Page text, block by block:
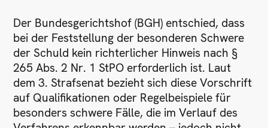
Der Bundesgerichtshof (BGH) entschied, dass
bei der Feststellung der besonderen Schwere
der Schuld kein richterlicher Hinweis nach §
265 Abs. 2 Nr. 1 StPO erforderlich ist. Laut
dem 3. Strafsenat bezieht sich diese Vorschrift
auf Qualifikationen oder Regelbeispiele für
besonders schwere Fälle, die im Verlauf des